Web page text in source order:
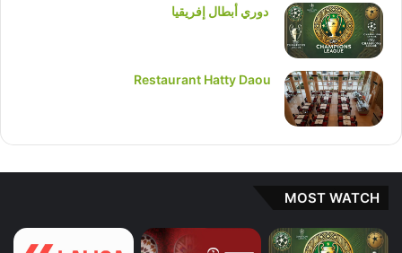
دوري أبطال إفريقيا
Restaurant Hatty Daou
MOST WATCH